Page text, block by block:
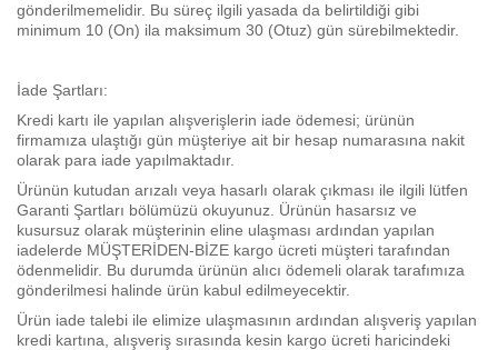
gönderilmemelidir. Bu süreç ilgili yasada da belirtildiği gibi
minimum 10 (On) ila maksimum 30 (Otuz) gün sürebilmektedir.
İade Şartları:
Kredi kartı ile yapılan alışverişlerin iade ödemesi; ürünün
firmamıza ulaştığı gün müşteriye ait bir hesap numarasına nakit
olarak para iade yapılmaktadır.
Ürünün kutudan arızalı veya hasarlı olarak çıkması ile ilgili lütfen
Garanti Şartları bölümüzü okuyunuz. Ürünün hasarsız ve
kusursuz olarak müşterinin eline ulaşması ardından yapılan
iadelerde MÜŞTERİDEN-BİZE kargo ücreti müşteri tarafından
ödenmelidir. Bu durumda ürünün alıcı ödemeli olarak tarafımıza
gönderilmesi halinde ürün kabul edilmeyecektir.
Ürün iade talebi ile elimize ulaşmasının ardından alışveriş yapılan
kredi kartına, alışveriş sırasında kesin kargo ücreti haricindeki